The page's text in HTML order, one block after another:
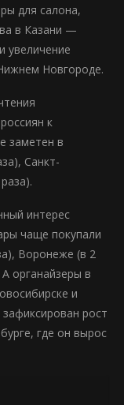
для салона,
в Казани —
увеличение
Новгороде.
к
заметен в
Санкт-
интерес
чаще покупали
Воронеже (в 2
органайзеры в
и
рост
где он вырос